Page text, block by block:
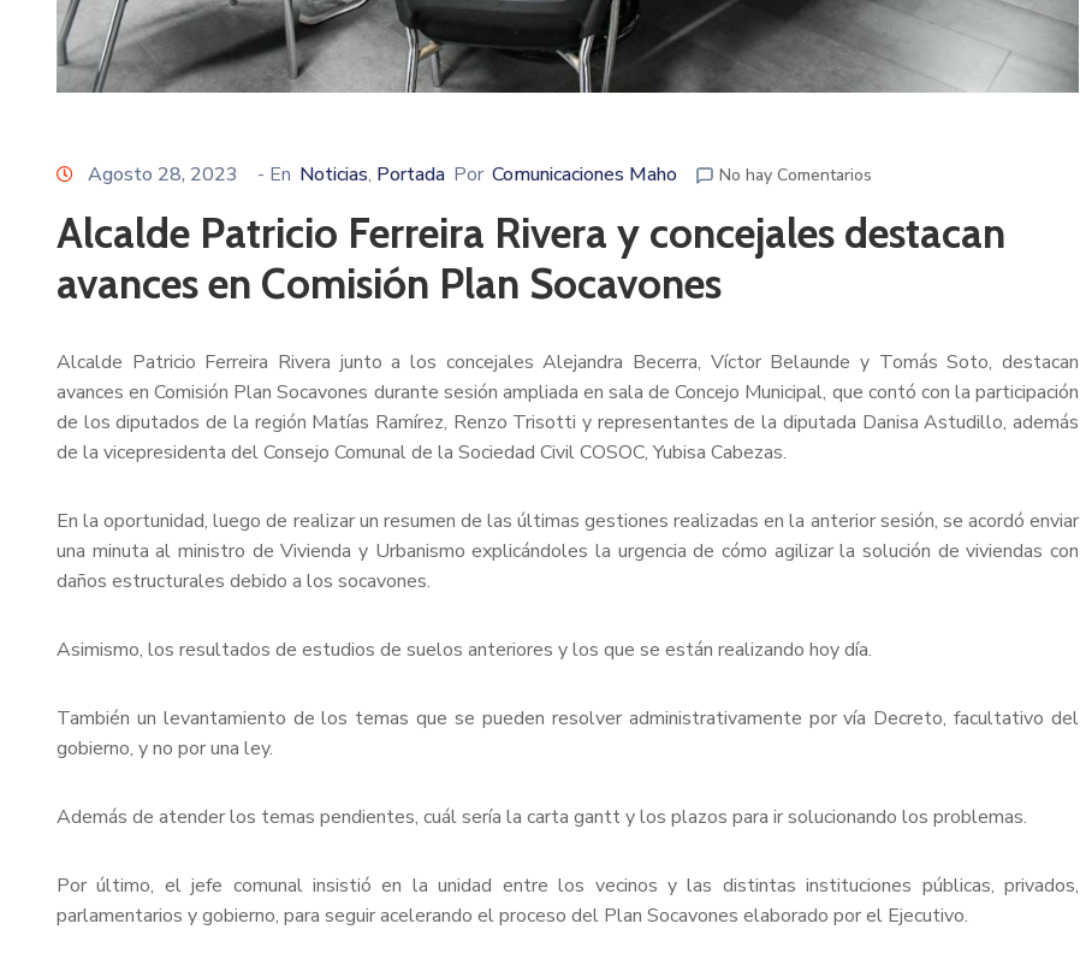
Agosto 28, 2023 - En Noticias‚ Portada Por Comunicaciones Maho No hay Comentarios
Alcalde Patricio Ferreira Rivera y concejales destacan
avances en Comisión Plan Socavones
Alcalde Patricio Ferreira Rivera junto a los concejales Alejandra Becerra, Víctor Belaunde y Tomás Soto, destacan
avances en Comisión Plan Socavones durante sesión ampliada en sala de Concejo Municipal, que contó con la participación
de los diputados de la región Matías Ramírez, Renzo Trisotti y representantes de la diputada Danisa Astudillo, además
de la vicepresidenta del Consejo Comunal de la Sociedad Civil COSOC, Yubisa Cabezas.
En la oportunidad, luego de realizar un resumen de las últimas gestiones realizadas en la anterior sesión, se acordó enviar
una minuta al ministro de Vivienda y Urbanismo explicándoles la urgencia de cómo agilizar la solución de viviendas con
daños estructurales debido a los socavones.
Asimismo, los resultados de estudios de suelos anteriores y los que se están realizando hoy día.
También un levantamiento de los temas que se pueden resolver administrativamente por vía Decreto, facultativo del
gobierno, y no por una ley.
Además de atender los temas pendientes, cuál sería la carta gantt y los plazos para ir solucionando los problemas.
Por último, el jefe comunal insistió en la unidad entre los vecinos y las distintas instituciones públicas, privados,
parlamentarios y gobierno, para seguir acelerando el proceso del Plan Socavones elaborado por el Ejecutivo.